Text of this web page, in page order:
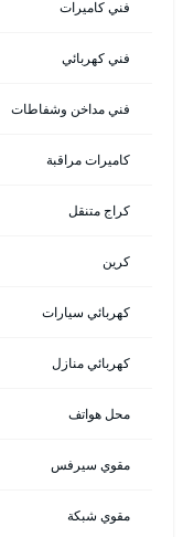
فني كاميرات
فني كهربائي
فني مداخن وشفاطات
كاميرات مراقبة
كراج متنقل
كرين
كهربائي سيارات
كهربائي منازل
محل هواتف
مقوي سيرفس
مقوي شبكة